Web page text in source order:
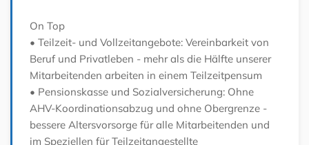
On Top
• Teilzeit- und Vollzeitangebote: Vereinbarkeit von
Beruf und Privatleben - mehr als die Hälfte unserer
Mitarbeitenden arbeiten in einem Teilzeitpensum
• Pensionskasse und Sozialversicherung: Ohne
AHV-Koordinationsabzug und ohne Obergrenze -
bessere Altersvorsorge für alle Mitarbeitenden und
im Speziellen für Teilzeitangestellte